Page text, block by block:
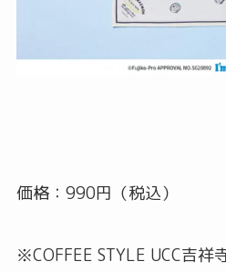
価格：990円（税込）
※COFFEE STYLE UCC吉祥